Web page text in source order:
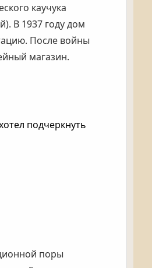
каучука
В 1937 году дом
После войны
магазин.
подчеркнуть
поры